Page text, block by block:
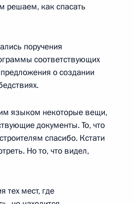
Южного
решаем, как спасать
поручения
соответствующих
о создании
языком некоторые вещи,
документы. То, что
спасибо. Кстати
Но то, что видел,
тех мест, где